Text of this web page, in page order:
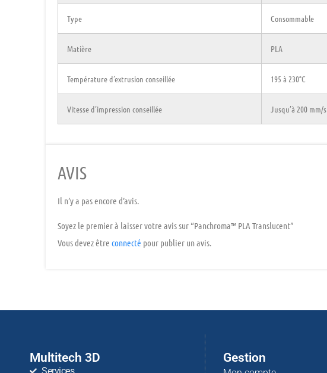
Type Consommable
Matière PLA
Température d’extrusion conseillée 195 à 230°C
Vitesse d’impression conseillée Jusqu’à 200 mm/s
AVIS
Il n’y a pas encore d’avis.
Soyez le premier à laisser votre avis sur “Panchroma™ PLA Translucent”
Vous devez êtreconnecté pour publier un avis.
Multitech 3D Gestion